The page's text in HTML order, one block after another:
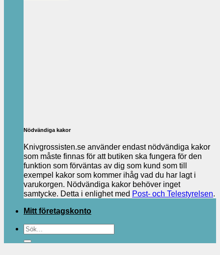
Nödvändiga kakor
Knivgrossisten.se använder endast nödvändiga kakor
som måste finnas för att butiken ska fungera för den
funktion som förväntas av dig som kund som till
exempel kakor som kommer ihåg vad du har lagt i
varukorgen. Nödvändiga kakor behöver inget
samtycke. Detta i enlighet med Post- och Telestyrelsen.
Mitt företagskonto
Sök
efter: